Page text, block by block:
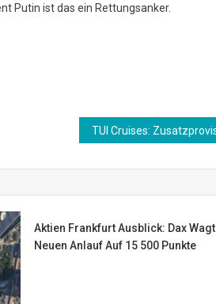
Putin ist das ein Rettungsanker.
Aktien Frankfurt Ausblick: Dax Wagt
Neuen Anlauf Auf 15 500 Punkte